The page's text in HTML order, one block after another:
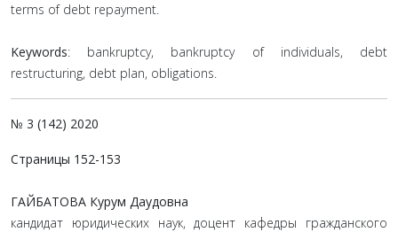
terms of debt repayment.
Keywords: bankruptcy, bankruptcy of individuals, debt
restructuring, debt plan, obligations.
№ 3 (142) 2020
Страницы 152-153
ГАЙБАТОВА Курум Даудовна
кандидат юридических наук, доцент кафедры гражданского